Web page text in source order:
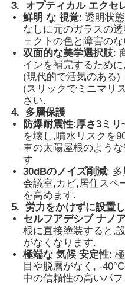
サーモクロミックPVB
3.
オプティカル エクセ
鮮明 な 視覚: 透明状
なしに元のガラスの
ェクトの色と障害の
双面的な美学選択肢:
インを補完するため
(現代的で活気のある)
(スリックでミニマリ
さい.
4.
多層保護
防爆耐震性:厚さ3ミリ
を壊し,噴水リスクを
車の太陽屋根のよう
す
30dBのノイズ削減: 多
会議室,カビ,居住スペ
を高めます.
5. 労力をかけずに設置
セルフアデシブ ナノ
根に直接塗装すると,
がなくなります.
極端な 気候 安定性:
目や脱層がなく, -
中の信頼性の高いパ